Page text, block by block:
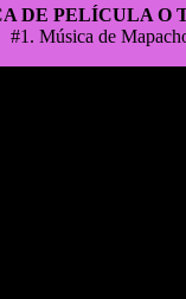
DE PELÍCULA O
#1. Música de